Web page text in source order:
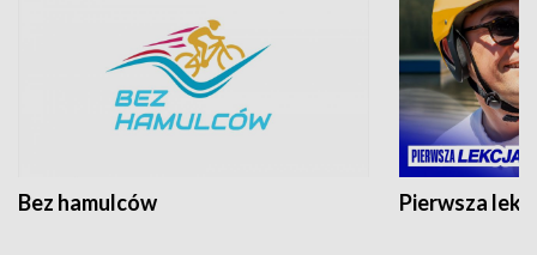
Bez hamulców Pierwsza